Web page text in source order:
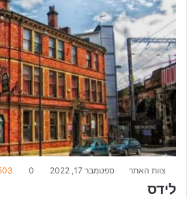
צוות האתר ספטמבר 17, 2022 0
לידס